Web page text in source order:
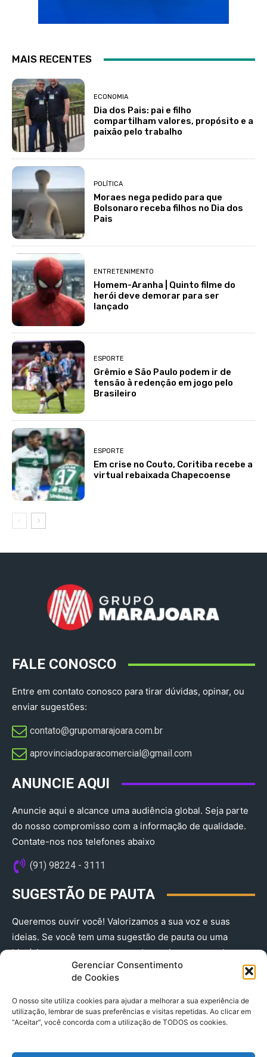
Gerenciar Consentimento
de Cookies
O nosso site utiliza cookies para ajudar a melhorar a sua experiência de
utilização, lembrar de suas preferências e visitas repetidas. Ao clicar em
“Aceitar”, você concorda com a utilização de TODOS os cookies.
MAIS RECENTES
ECONOMIA
Dia dos Pais: pai e filho
compartilham valores, propósito e a
paixão pelo trabalho
POLÍTICA
Moraes nega pedido para que
Bolsonaro receba filhos no Dia dos
Pais
ENTRETENIMENTO
Homem-Aranha | Quinto filme do
herói deve demorar para ser
lançado
ESPORTE
Grêmio e São Paulo podem ir de
tensão à redenção em jogo pelo
Brasileiro
ESPORTE
Em crise no Couto, Coritiba recebe a
virtual rebaixada Chapecoense
FALE CONOSCO
Entre em contato conosco para tirar dúvidas, opinar, ou
enviar sugestões:
contato@grupomarajoara.com.br
aprovinciadoparacomercial@gmail.com​
ANUNCIE AQUI
Anuncie aqui e alcance uma audiência global. Seja parte
do nosso compromisso com a informação de qualidade.
Contate-nos nos telefones abaixo
(91) 98224 - 3111
SUGESTÃO DE PAUTA
Queremos ouvir você! Valorizamos a sua voz e suas
ideias. Se você tem uma sugestão de pauta ou uma
história que merece ser contada, envie-nos agora!
(91) 98224 - 3111